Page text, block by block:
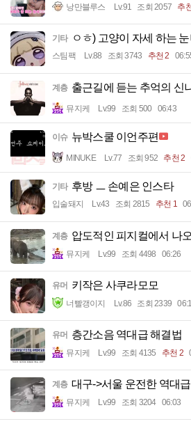
낭만블루스 Lv.91 조회 2057 추
기타 ㅇㅎ) 고양이 자세 하는
스팀팩 Lv.88 조회 3743 추천 2
계층 출근길에 듣는 추억의 신
뮤지케 Lv.99 조회 500 06:43
이슈 뉴박스쿨 이언주편
MINUKE Lv.77 조회 952 추천 2
기타 후방 ㅡ 손예은 인스타
입술돼지 Lv.43 조회 2815 추천 1
계층 압도적인 피지컬에서 나
뮤지케 Lv.99 조회 4498 06:26
유머 키작은 사쿠라모모
너빨갱이지 Lv.86 조회 2339
유머 층간소음 역대급 해결법
뮤지케 Lv.99 조회 4135 추천 2
계층 대구->서울 운전한 역대
뮤지케 Lv.99 조회 3204 06:03